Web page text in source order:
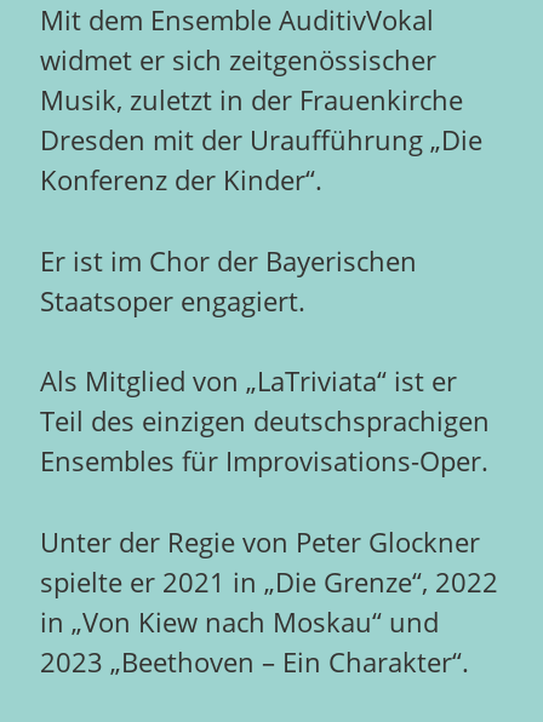
Mit dem Ensemble AuditivVokal
widmet er sich zeitgenössischer
Musik, zuletzt in der Frauenkirche
Dresden mit der Uraufführung „Die
Konferenz der Kinder“.
Er ist im Chor der Bayerischen
Staatsoper engagiert.
Als Mitglied von „LaTriviata“ ist er
Teil des einzigen deutschsprachigen
Ensembles für Improvisations-Oper.
Unter der Regie von Peter Glockner
spielte er 2021 in „Die Grenze“, 2022
in „Von Kiew nach Moskau“ und
2023 „Beethoven – Ein Charakter“.